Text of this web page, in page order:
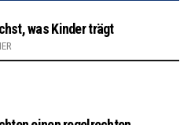
was Kinder trägt